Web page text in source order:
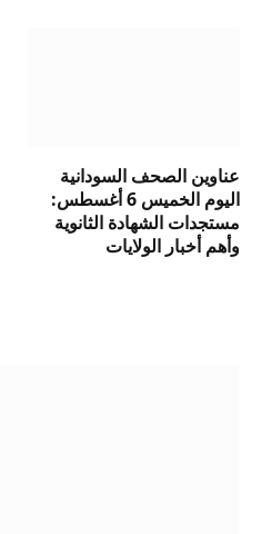
عناوين الصحف السودانية
اليوم الخميس 6 أغسطس:
مستجدات الشهادة الثانوية
وأهم أخبار الولايات